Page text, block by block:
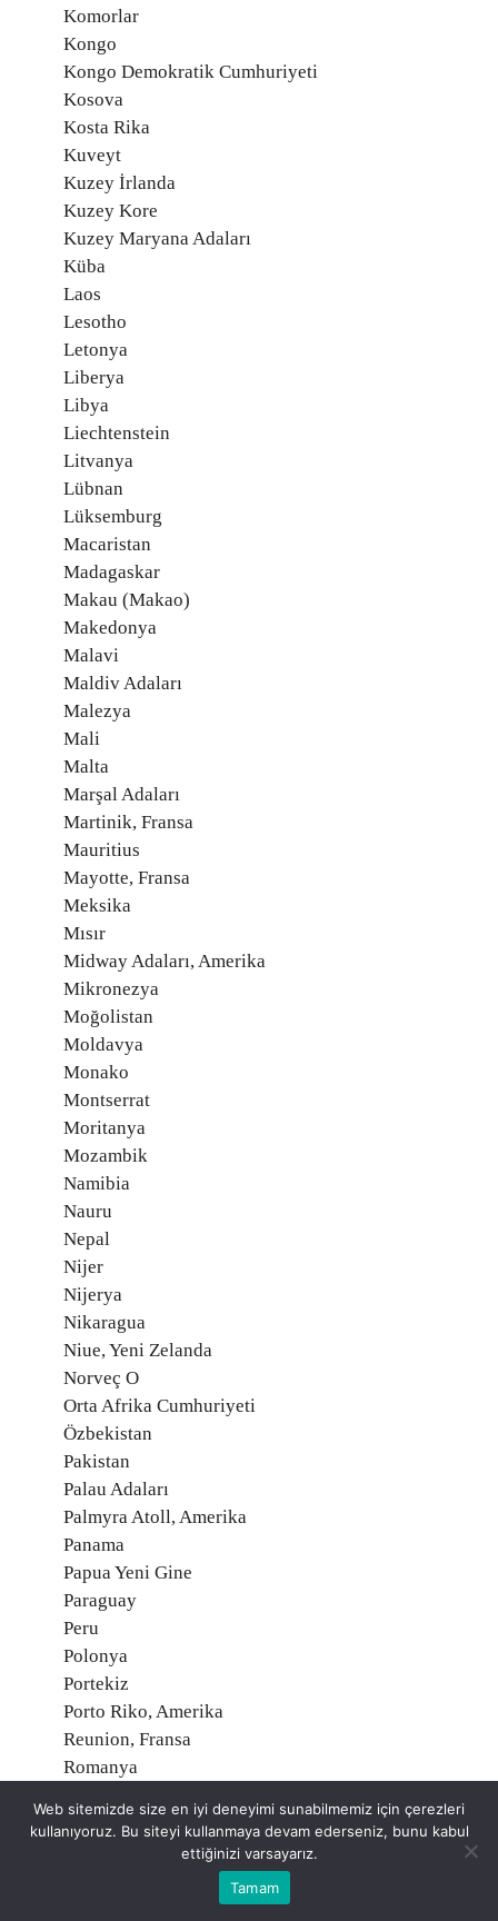
Komorlar
Kongo
Kongo Demokratik Cumhuriyeti
Kosova
Kosta Rika
Kuveyt
Kuzey İrlanda
Kuzey Kore
Kuzey Maryana Adaları
Küba
Laos
Lesotho
Letonya
Liberya
Libya
Liechtenstein
Litvanya
Lübnan
Lüksemburg
Macaristan
Madagaskar
Makau (Makao)
Makedonya
Malavi
Maldiv Adaları
Malezya
Mali
Malta
Marşal Adaları
Martinik, Fransa
Mauritius
Mayotte, Fransa
Meksika
Mısır
Midway Adaları, Amerika
Mikronezya
Moğolistan
Moldavya
Monako
Montserrat
Moritanya
Mozambik
Namibia
Nauru
Nepal
Nijer
Nijerya
Nikaragua
Niue, Yeni Zelanda
Norveç O
Orta Afrika Cumhuriyeti
Özbekistan
Pakistan
Palau Adaları
Palmyra Atoll, Amerika
Panama
Papua Yeni Gine
Paraguay
Peru
Polonya
Portekiz
Porto Riko, Amerika
Reunion, Fransa
Romanya
Rusya Federasyonu
Saint Helena, İngiltere
Saint Martin, Fransa
Saint Pierre ve Miquelon, Fransa
Web sitemizde size en iyi deneyimi sunabilmemiz için çerezleri
kullanıyoruz. Bu siteyi kullanmaya devam ederseniz, bunu kabul
ettiğinizi varsayarız.
Tamam